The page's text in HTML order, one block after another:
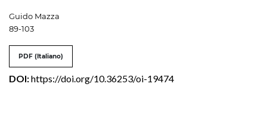
Guido Mazza
89-103
PDF (Italiano)
DOI:https://doi.org/10.36253/oi-19474